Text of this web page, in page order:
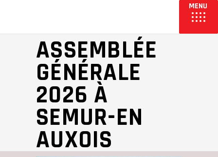
ASSEMBLÉE
GÉNÉRALE
2026 À
SEMUR-EN
AUXOIS